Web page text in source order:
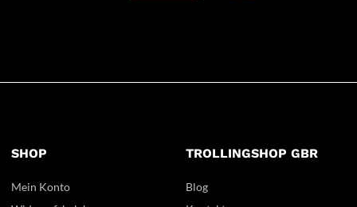
SHOP
Mein Konto
TROLLINGSHOP GBR
Blog